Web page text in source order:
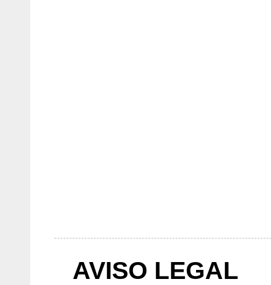
AVISO LEGAL